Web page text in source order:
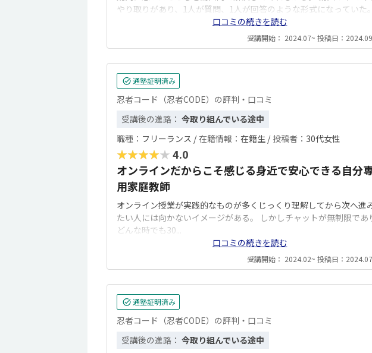
やり取りがあり、1人が質問、1人が回答のような形式になっていた。
口コミの続きを読む
受講開始： 2024.07~ 投稿日：
通塾証明済み
忍者コード（忍者CODE）の評判・口コミ
受講後の進路： 今取り組んでいる途中
職種： フリーランス / 在籍情報： 在籍生 / 投稿者： 30代女性
★★★★★4.0
オンラインだからこそ感じる身近で安心できる自分
用家庭教師
オンライン授業が実践的なものが多くじっくり理解してから次へ進
たい人には向かないイメージがある。 しかしチャットが無制限であ
どんな時でも30...
口コミの続きを読む
受講開始： 2024.02~ 投稿日：
通塾証明済み
忍者コード（忍者CODE）の評判・口コミ
受講後の進路： 今取り組んでいる途中